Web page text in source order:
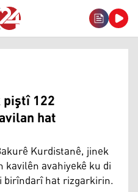
122
hat
Kurdistanê, jinek
avahiyekê ku di
birîndarî hat rizgarkirin.